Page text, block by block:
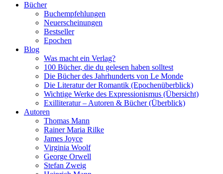
Bücher
Buchempfehlungen
Neuerscheinungen
Bestseller
Epochen
Blog
Was macht ein Verlag?
100 Bücher, die du gelesen haben solltest
Die Bücher des Jahrhunderts von Le Monde
Die Literatur der Romantik (Epochenüberblick)
Wichtige Werke des Expressionismus (Übersicht)
Exilliteratur – Autoren & Bücher (Überblick)
Autoren
Thomas Mann
Rainer Maria Rilke
James Joyce
Virginia Woolf
George Orwell
Stefan Zweig